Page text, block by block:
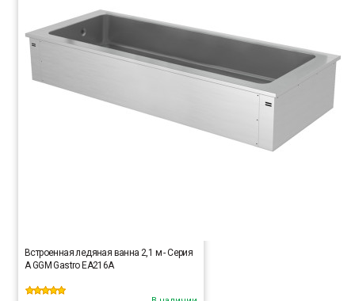
Встроенная ледяная ванна 2,1 м - Серия
A GGM Gastro EA216A